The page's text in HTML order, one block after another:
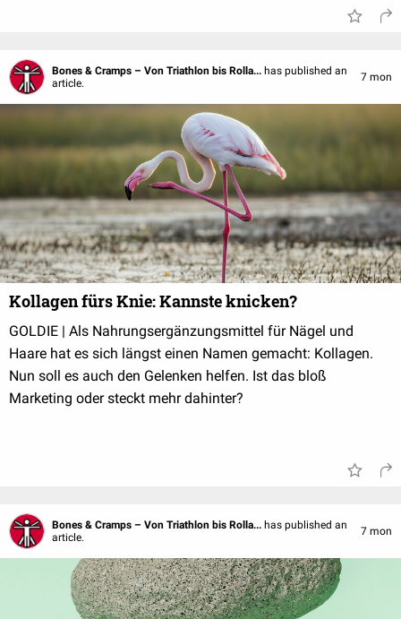
Bones & Cramps – Von Triathlon bis Rolla... has published an
article.
7 mon
Kollagen fürs Knie: Kannste knicken?
GOLDIE | Als Nahrungsergänzungsmittel für Nägel und
Haare hat es sich längst einen Namen gemacht: Kollagen.
Nun soll es auch den Gelenken helfen. Ist das bloß
Marketing oder steckt mehr dahinter?
Bones & Cramps – Von Triathlon bis Rolla... has published an
article.
7 mon